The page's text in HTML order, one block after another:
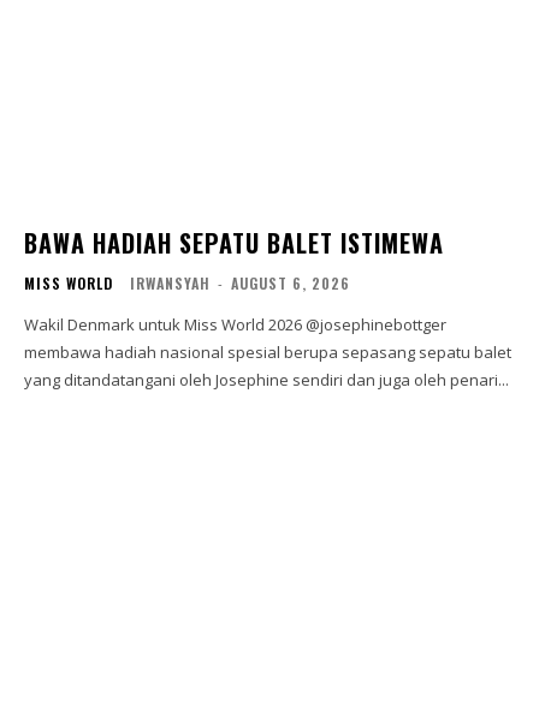
BAWA HADIAH SEPATU BALET ISTIMEWA
MISS WORLD IRWANSYAH - AUGUST 6, 2026
Wakil Denmark untuk Miss World 2026 @josephinebottger
membawa hadiah nasional spesial berupa sepasang sepatu balet
yang ditandatangani oleh Josephine sendiri dan juga oleh penari...